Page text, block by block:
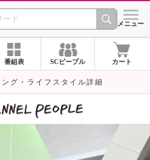
CHANNEL シメニュー
番組表 SCピープル カート
グ・ライフスタイル詳細